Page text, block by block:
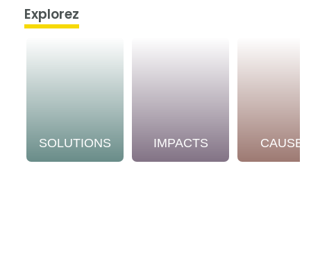
Explorez
SOLUTIONS IMPACTS CAUSES